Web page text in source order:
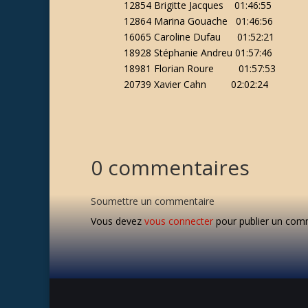
12854 Brigitte Jacques 01:46:55
12864 Marina Gouache 01:46:56
16065 Caroline Dufau 01:52:21
18928 Stéphanie Andreu 01:57:46
18981 Florian Roure 01:57:53
20739 Xavier Cahn 02:02:24
0 commentaires
Soumettre un commentaire
Vous devez vous connecter pour publier un